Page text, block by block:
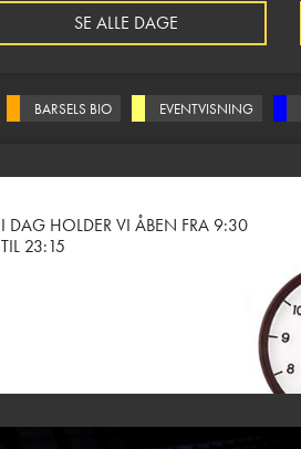
SE ALLE DAGE
BARSELS BIO EVENTVISNING
I DAG HOLDER VI ÅBEN FRA 9:30
TIL 23:15